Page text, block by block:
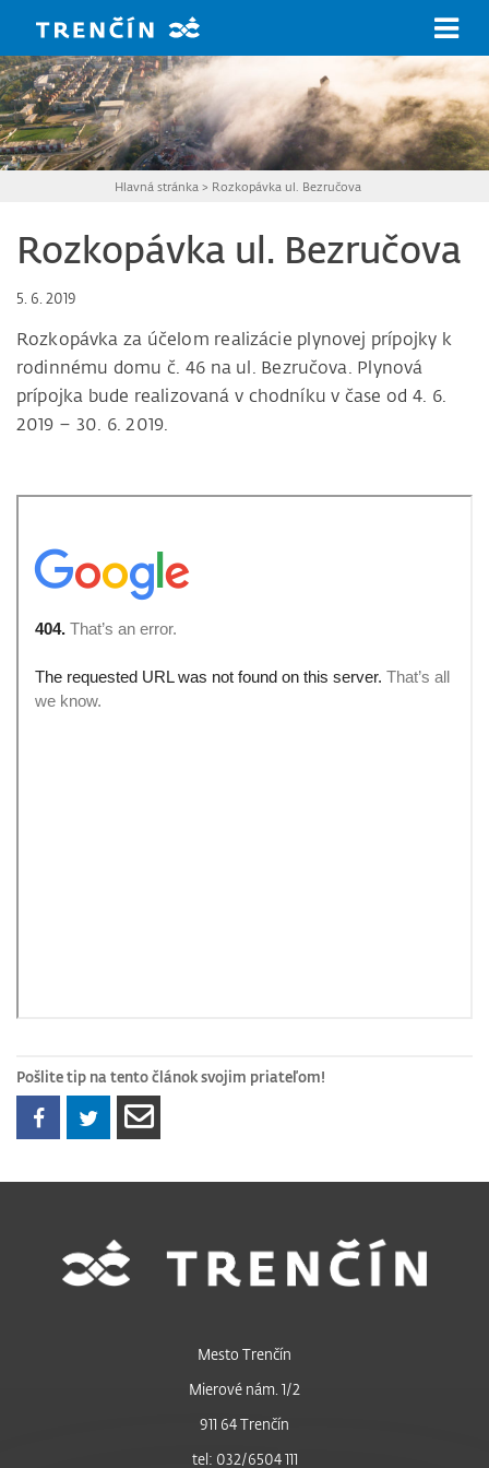
Hlavná stránka > Rozkopávka ul. Bezručova
Rozkopávka ul. Bezručova
5. 6. 2019
Rozkopávka za účelom realizácie plynovej prípojky k
rodinnému domu č. 46 na ul. Bezručova. Plynová
prípojka bude realizovaná v chodníku v čase od 4. 6.
2019 – 30. 6. 2019.
Pošlite tip na tento článok svojim priateľom!
Mesto Trenčín
Mierové nám. 1/2
911 64 Trenčín
tel: 032/6504 111